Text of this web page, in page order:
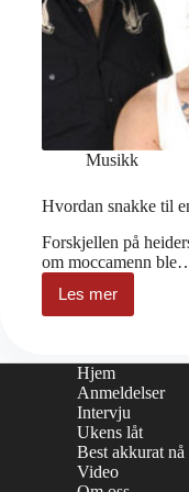
Musikk
Hvordan snakke til
Forskjellen på
om moccamenn
Les mer
Hvordan
snakke
møkkamann?
Hjem
Anmeldelser
Intervju
Ukens låt
Best akkurat nå
Video